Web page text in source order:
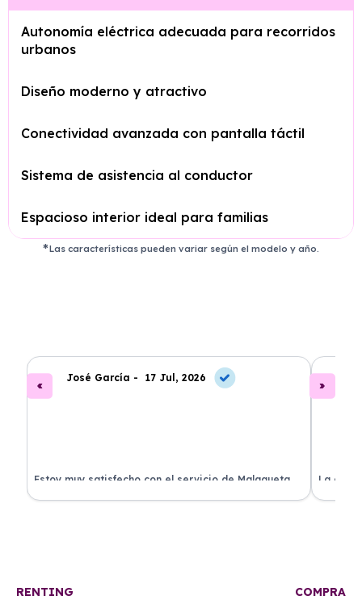
Autonomía eléctrica adecuada para recorridos
urbanos
Diseño moderno y atractivo
Conectividad avanzada con pantalla táctil
Sistema de asistencia al conductor
Espacioso interior ideal para familias
Las características pueden variar según el modelo y año.
José García - 17 Jul, 2026
Estoy muy satisfecho con el servicio de Malagueta
Renting. El coche llegó en perfectas condiciones y el
La
ha
RENTING COMPRA